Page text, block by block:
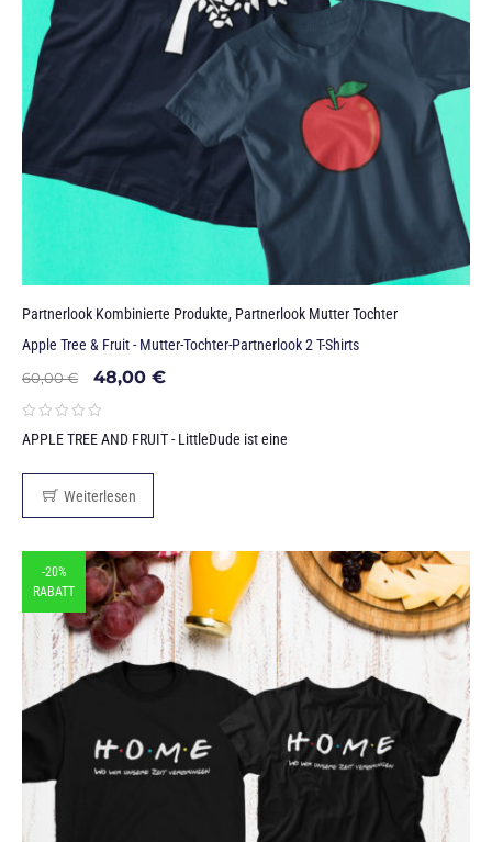
Partnerlook Kombinierte Produkte, Partnerlook Mutter Tochter
Apple Tree & Fruit - Mutter-Tochter-Partnerlook 2 T-Shirts
60,00€ 48,00 €
APPLE TREE AND FRUIT - LittleDude ist eine
Weiterlesen
-20%
RABATT